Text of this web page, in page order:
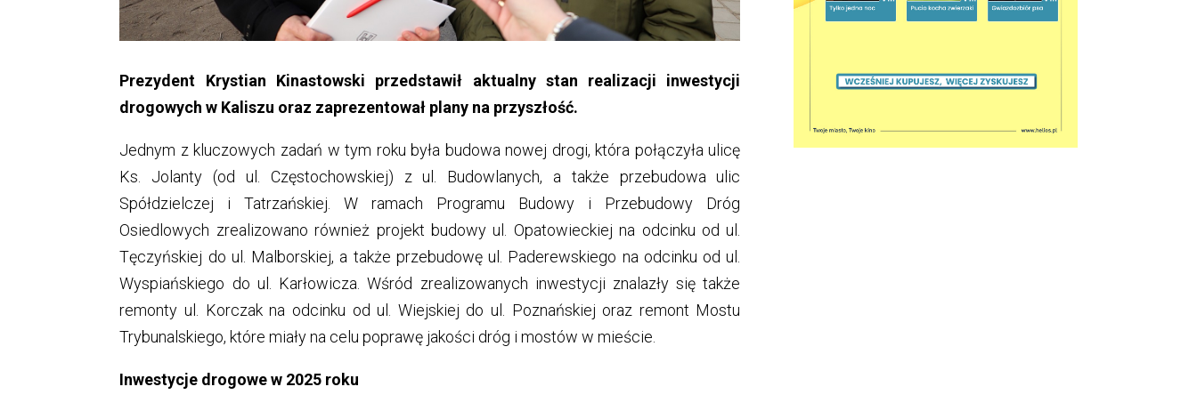
Prezydent Krystian Kinastowski przedstawił aktualny stan realizacji inwestycji
drogowych w Kaliszu oraz zaprezentował plany na przyszłość.
Jednym z kluczowych zadań w tym roku była budowa nowej drogi, która połączyła ulicę
Ks. Jolanty (od ul. Częstochowskiej) z ul. Budowlanych, a także przebudowa ulic
Spółdzielczej i Tatrzańskiej. W ramach Programu Budowy i Przebudowy Dróg
Osiedlowych zrealizowano również projekt budowy ul. Opatowieckiej na odcinku od ul.
Tęczyńskiej do ul. Malborskiej, a także przebudowę ul. Paderewskiego na odcinku od ul.
Wyspiańskiego do ul. Karłowicza. Wśród zrealizowanych inwestycji znalazły się także
remonty ul. Korczak na odcinku od ul. Wiejskiej do ul. Poznańskiej oraz remont Mostu
Trybunalskiego, które miały na celu poprawę jakości dróg i mostów w mieście.
Inwestycje drogowe w 2025 roku